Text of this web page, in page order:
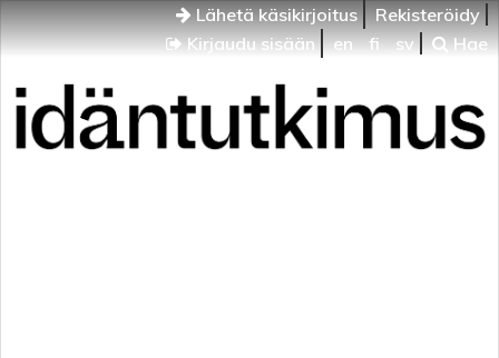
Lähetä käsikirjoitus
Rekisteröidy
Kirjaudu sisään
en fi sv Hae